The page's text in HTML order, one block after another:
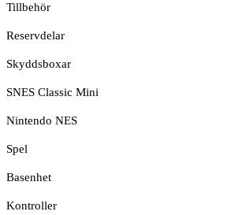
Tillbehör
Reservdelar
Skyddsboxar
SNES Classic Mini
Nintendo NES
Spel
Basenhet
Kontroller